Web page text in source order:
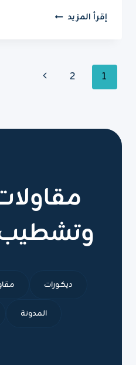
إقرأ المزيد ديكورات
0551751695
تنقل
1
2
الصفحة
ديكورات
المدونة